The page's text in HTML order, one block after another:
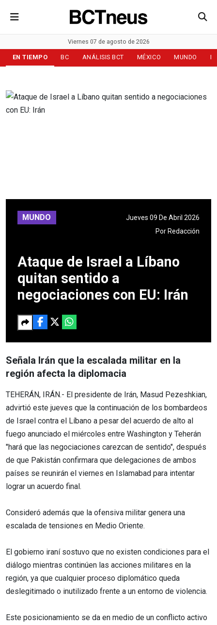
Viernes 07 de agosto de 2026
EN TIEMPO BC ANÁLISIS BCT MÉXICO MUNDO
MUNDO
Jueves 09 De Abril 2026
Por Redacción
Ataque de Israel a Líbano
quitan sentido a
negociaciones con EU: Irán
Señala Irán que la escalada militar en la
región afecta la diplomacia
TEHERÁN, IRÁN.- El presidente de Irán, Masud Pezeshkian,
advirtió este jueves que la continuación de los bombardeos
de Israel contra el Líbano a pesar del acuerdo de alto al
fuego anunciado el miércoles entre Washington y Teherán
"hará que las negociaciones carezcan de sentido", después
de que Pakistán confirmara que delegaciones de ambos
países se reunirán el viernes en Islamabad para intentar
lograr un acuerdo final.
Consideró además que la ofensiva militar genera una
escalada de tensiones en Medio Oriente.
El gobierno iraní sostuvo que no existen condiciones para el
diálogo mientras continúen las acciones militares en la
región, ya que cualquier proceso diplomático queda
deslegitimado o inutilizado frente a un entorno de violencia.
Este posicionamiento se da en medio de un conflicto activo